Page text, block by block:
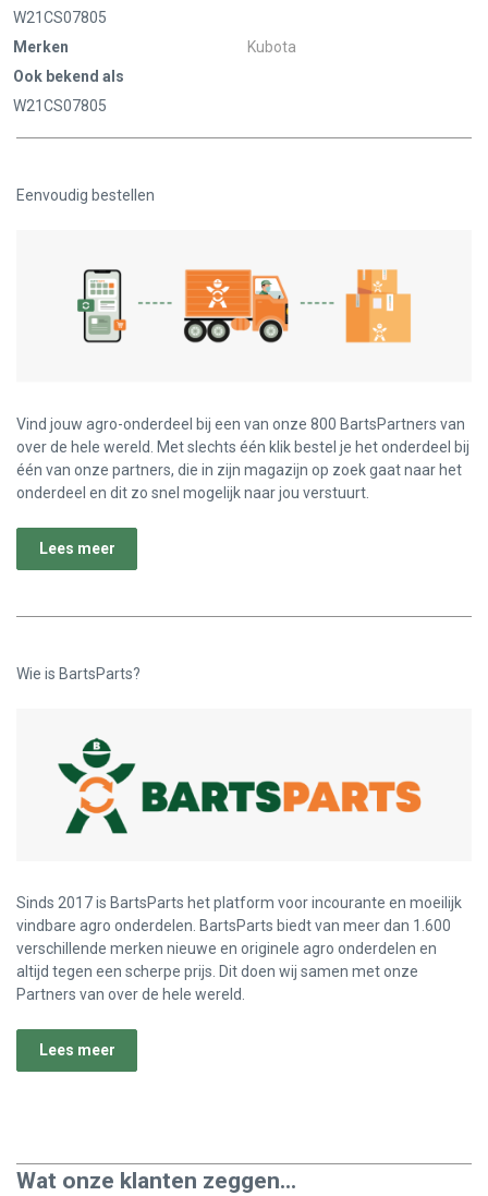
W21CS07805
Merken
Kubota
Ook bekend als
W21CS07805
Eenvoudig bestellen
Vind jouw agro-onderdeel bij een van onze 800 BartsPartners van
over de hele wereld. Met slechts één klik bestel je het onderdeel bij
één van onze partners, die in zijn magazijn op zoek gaat naar het
onderdeel en dit zo snel mogelijk naar jou verstuurt.
Lees meer
Wie is BartsParts?
Sinds 2017 is BartsParts het platform voor incourante en moeilijk
vindbare agro onderdelen. BartsParts biedt van meer dan 1.600
verschillende merken nieuwe en originele agro onderdelen en
altijd tegen een scherpe prijs. Dit doen wij samen met onze
Partners van over de hele wereld.
Lees meer
Wat onze klanten zeggen...